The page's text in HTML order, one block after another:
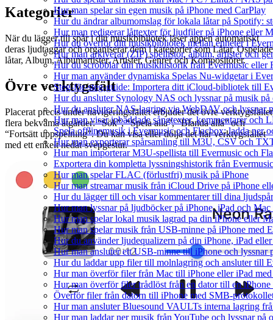
Hur man spelar sin egen musik på iPhone med CarPlay
Hur du ändrar albumomslag för lokala låtar på Spotify:
Hur man redigerar låttexter för ljudfiler på iPhone eller
Hur du överför ditt musikbibliotek mellan enheter i
Hur man arkiverar (ZIP) spellistor, album, artister och
Hur du scrobblar din musikhistorik från Evermusic eller
Hur man använder dynamiska Spelas Nu-widgetar i
Steg-för-steg-guide: Importera ditt iCloud-bibliotek till
Hur du ansluter Synology NAS och lyssnar på musik
Hur du ansluter NAS-lagring via WebDAV och lyssnar
Hur man visar inbäddade sångtexter, kommentarer och
Spela offlinemusik i Evermusic och Flacbox: ladda ner
Hur man exporterar spårsamling till M3U, CSV och
Hur man importerar M3U-spellista till Evermusic och
Exportera din kompletta lyssningshistorik från
Hur man spelar FLAC (förlustfri) musik på iPhone
Hur man streamar musik från iCloud Drive på iPhone
Hur du lägger till och visar kommentarer till dina
Hur man lyssnar på ljudböcker på iPhone, iPad och
Hur man spelar lokal musik lagrad pa din iPhone eller
Hur man spelar musik från USB-minne på iPhone med
Hur du använder ljudequalizern på din iPhone, iPad
Hur man ansluter ett USB-minne till iPhone och lyssnar
Hur du laddar upp filer till molnlagring och ansluter till
Hur man överför filer från Mac till iPhone eller iPad
Hur man överför filer trådlöst från en dator till en
Överför filer från datorn till iPhone med SMB-
Hur man ansluter Bluesound VAULTs interna lagring
Hur man laddar ner musik från YouTube och lyssnar på
Kategorier
När du lägger till spår i ditt musikbibliotek läser appen automatiskt
deras ljudtaggar och organiserar dem i kategorier som Låtar, Ospelade
låtar, Album, Albumartister, Artister, Genrer och Kompositörer.
Övre verktygsfält
Placerat precis under navigeringsfältet erbjuder det övre verktygsfältet
flera bekväma åtgärder: “Sök”, “Spela alla”, “Blanda alla” och
“Fortsätt uppspelning”. Du kan visa eller dölja det här verktygsfältet
med ett enkelt nedåt-svepgestur.